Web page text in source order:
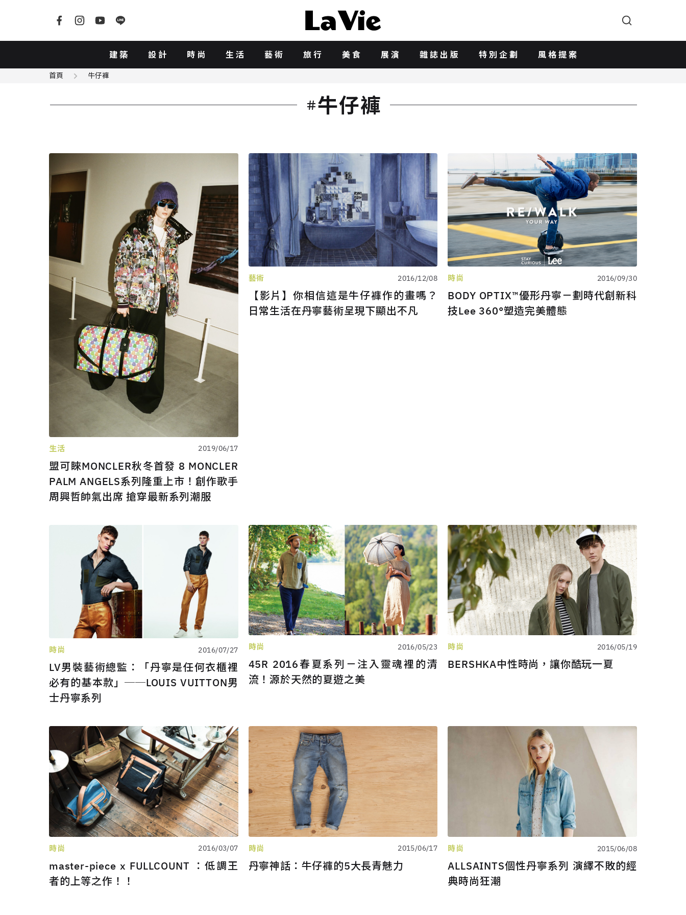
建築 設計 時尚 生活 藝術 旅行 美食 展演 雜誌出版 特別企劃 風格提案
首頁 牛仔褲
牛仔褲
生活 2019/06/17
盟可睞MONCLER秋冬首發 8 MONCLER
PALM ANGELS系列隆重上市！創作歌手
周興哲帥氣出席 搶穿最新系列潮服
藝術 2016/12/08
【影片】你相信這是牛仔褲作的畫嗎？
日常生活在丹寧藝術呈現下顯出不凡
時尚 2016/09/30
BODY OPTIX™優形丹寧－劃時代創新科
技Lee 360°塑造完美體態
時尚 2016/07/27
LV男裝藝術總監：「丹寧是任何衣櫃裡
必有的基本款」──LOUIS VUITTON男
士丹寧系列
時尚 2016/05/23
45R 2016春夏系列－注入靈魂裡的清
流！源於天然的夏遊之美
時尚 2016/05/19
BERSHKA中性時尚，讓你酷玩一夏
時尚 2016/03/07
master-piece x FULLCOUNT ：低調王
者的上等之作！！
時尚 2015/06/17
丹寧神話：牛仔褲的5大長青魅力
時尚 2015/06/08
ALLSAINTS個性丹寧系列 演繹不敗的經
典時尚狂潮